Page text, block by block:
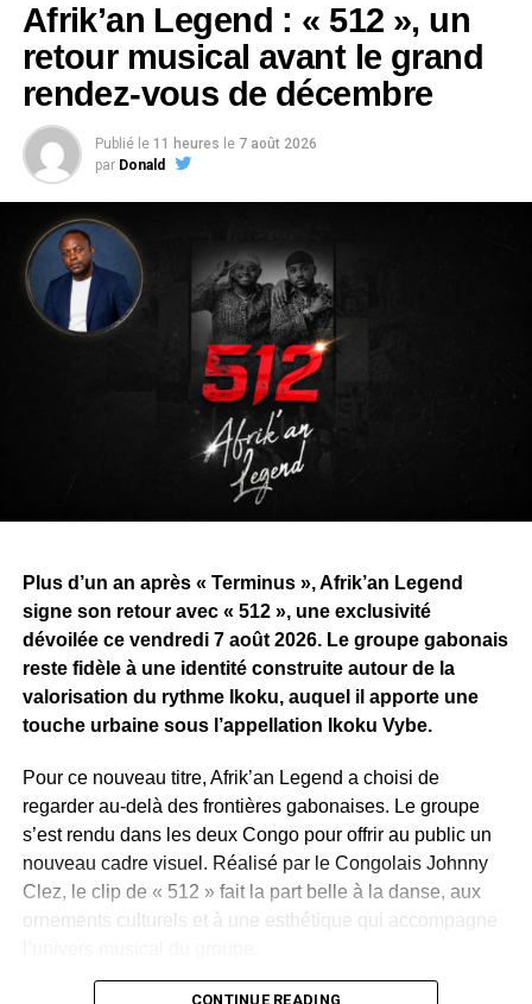
Afrik’an Legend : « 512 », un
retour musical avant le grand
rendez-vous de décembre
Publié le 11 heures le 7 août 2026
par Donald
Plus d’un an après « Terminus », Afrik’an Legend
signe son retour avec « 512 », une exclusivité
dévoilée ce vendredi 7 août 2026. Le groupe gabonais
reste fidèle à une identité construite autour de la
valorisation du rythme Ikoku, auquel il apporte une
touche urbaine sous l’appellation Ikoku Vybe.
Pour ce nouveau titre, Afrik’an Legend a choisi de
regarder au-delà des frontières gabonaises. Le groupe
s’est rendu dans les deux Congo pour offrir au public un
nouveau cadre visuel. Réalisé par le Congolais Johnny
Clez, le clip de « 512 » fait la part belle à la danse, aux
ornements culturels et à une esthétique qui accompagne
CONTINUE READING